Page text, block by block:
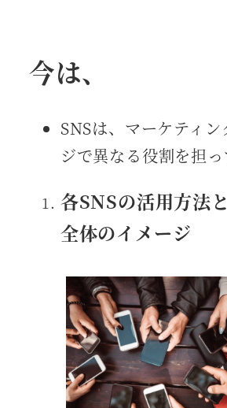
今は、
SNSは、マーケティ
ジで異なる役割を担っ
各SNSの活用方法と
全体のイメージ